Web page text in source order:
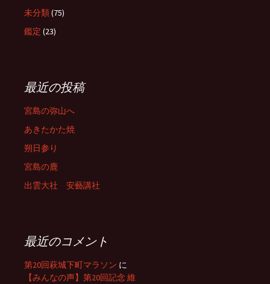
未分類(75)
鑑定 (23)
最近の投稿
宮島の弥山へ
あきたかた焼
朔日参り
宮島の鹿
出雲大社 安藝講社
最近のコメント
第20回萩城下町マラソン に
【みんなの声】第20回記念 維